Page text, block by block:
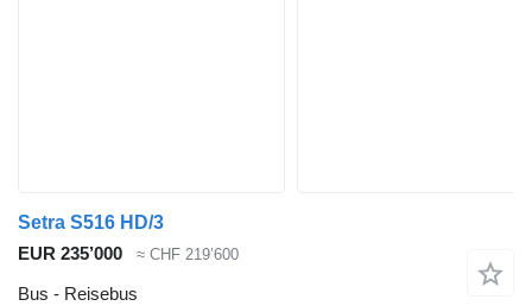
Setra S516 HD/3
EUR 235’000
≈ CHF 219’600
Bus - Reisebus